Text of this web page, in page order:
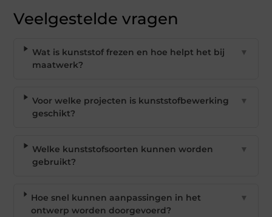
Veelgestelde vragen
Wat is kunststof frezen en hoe helpt het bij
maatwerk?
▼
Voor welke projecten is kunststofbewerking
geschikt?
▼
Welke kunststofsoorten kunnen worden
gebruikt?
▼
Hoe snel kunnen aanpassingen in het
ontwerp worden doorgevoerd?
▼